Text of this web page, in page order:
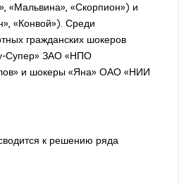
«Мальвина», «Скорпион») и
«Конвой»). Среди
гражданских шокеров
Супер» ЗАО «НПО
и шокеры «Яна» ОАО «НИИ
к решению ряда